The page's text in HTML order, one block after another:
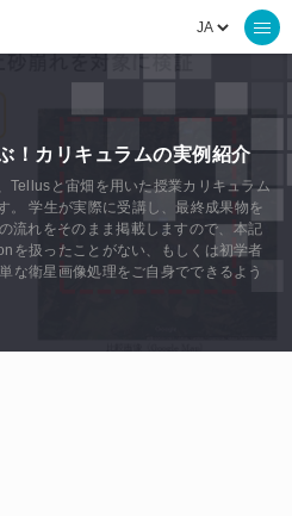
！カリキュラムの実例紹介
Tellusと宙畑を用いた授業カリキュラム
。 学生が実際に受講し、最終成果物を
流れをそのまま掲載しますので、本記
を扱ったことがない、もしくは初学者
な衛星画像処理をご自身でできるよう